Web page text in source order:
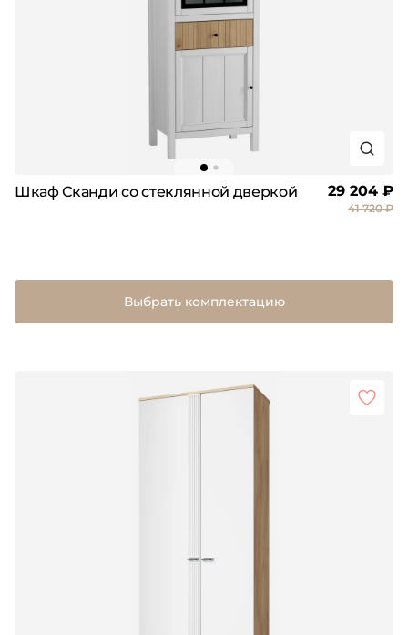
Шкаф Сканди со стеклянной дверкой 29 204 ₽
41 720 ₽
Выбрать комплектацию